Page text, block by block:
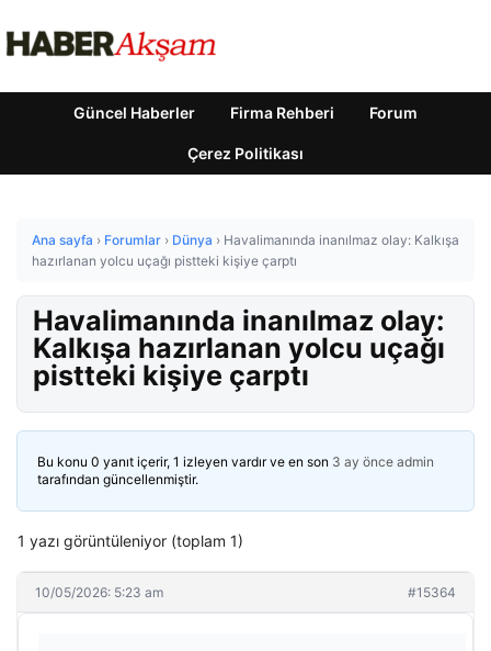
Güncel Haberler Firma Rehberi Forum
Çerez Politikası
Ana sayfa › Forumlar › Dünya › Havalimanında inanılmaz olay: Kalkışa
hazırlanan yolcu uçağı pistteki kişiye çarptı
Havalimanında inanılmaz olay:
Kalkışa hazırlanan yolcu uçağı
pistteki kişiye çarptı
Bu konu 0 yanıt içerir, 1 izleyen vardır ve en son 3 ay önce admin
tarafından güncellenmiştir.
1 yazı görüntüleniyor (toplam 1)
10/05/2026: 5:23 am #15364